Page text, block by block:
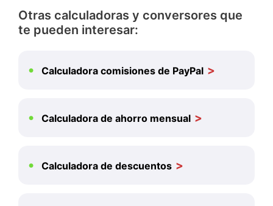
Otras calculadoras y conversores que
te pueden interesar:
Calculadora comisiones de PayPal
Calculadora de ahorro mensual
Calculadora de descuentos